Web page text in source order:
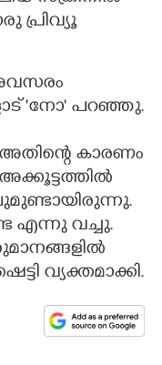
പ്രിവ്യൂ
'നോ' പറഞ്ഞു.
കാരണം
എന്നു വച്ചു.
വ്യക്തമാക്കി.